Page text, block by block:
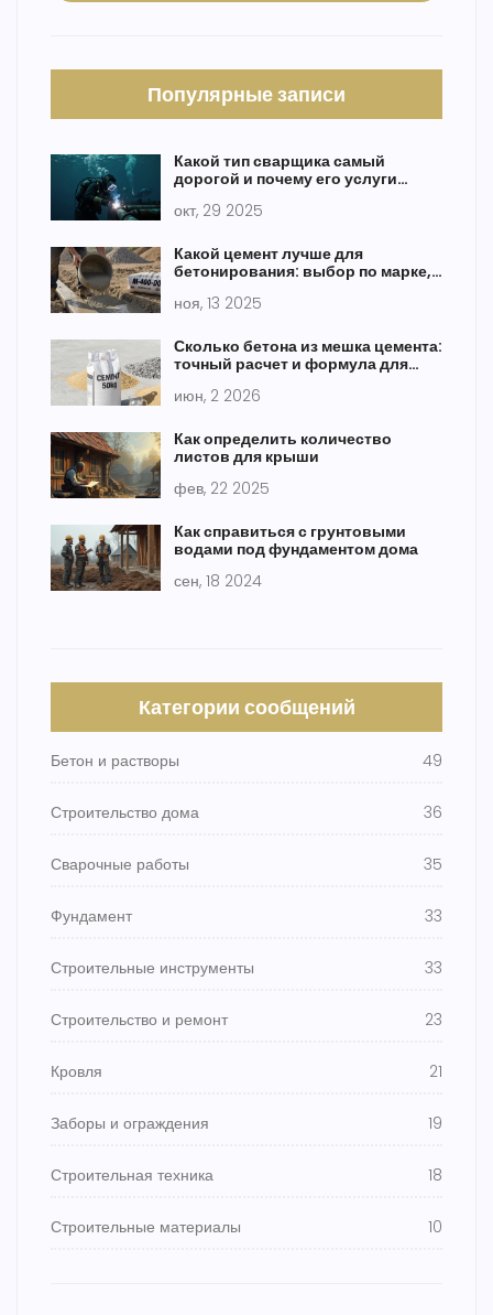
Популярные записи
Какой тип сварщика самый
дорогой и почему его услуги
окт, 29 2025
Какой цемент лучше для
бетонирования: выбор по марке,
ноя, 13 2025
Сколько бетона из мешка цемента:
точный расчет и формула для
июн, 2 2026
Как определить количество
листов для крыши
фев, 22 2025
Как справиться с грунтовыми
водами под фундаментом дома
сен, 18 2024
Категории сообщений
Бетон и растворы 49
Строительство дома 36
Сварочные работы 35
Фундамент 33
Строительные инструменты 33
Строительство и ремонт 23
Кровля 21
Заборы и ограждения 19
Строительная техника 18
Строительные материалы 10